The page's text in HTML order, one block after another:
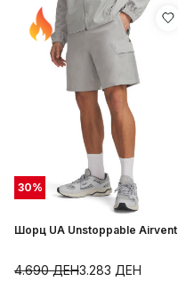
30%
Шорц UA Unstoppable Airvent
3.283 ДЕН
4.690ДЕН